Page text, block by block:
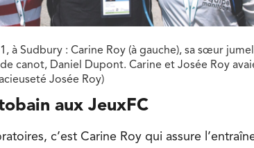
à Sudbury : Carine Roy (à gauche), sa sœur
canot, Daniel Dupont. Carine et Josée Roy
Josée Roy)
aux JeuxFC
c’est Carine Roy qui assure